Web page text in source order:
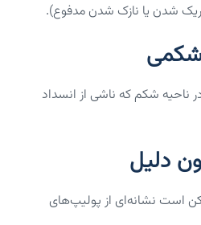
شدن یا نازک شدن مدفوع).
شکمی
ناحیه شکم که ناشی از انسداد
دلیل
است نشانه‌ای از پولیپ‌های